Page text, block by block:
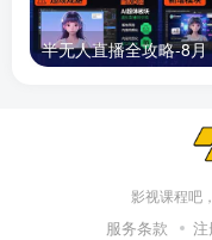
影视课程吧
服务条款 注